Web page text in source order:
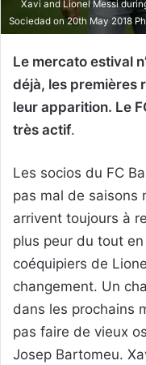
Xavi and Lionel Messi
Sociedad on 20th May 2018
Le mercato estival
déjà, les premières
leur apparition. Le
très actif.
Les socios du FC
pas mal de saisons
arrivent toujours à
plus peur du tout
coéquipiers de
changement. Un
dans les prochains
pas faire de vieux
Josep Bartomeu.